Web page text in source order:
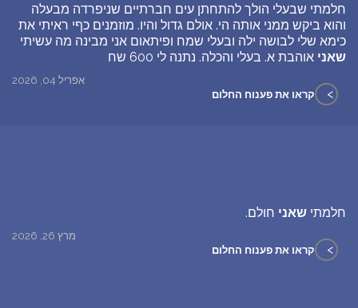
חלמתי שבעלי הולך להתחתן עים חברתיים שניפרדה מבעלה
והוא ביקש ממני אותה הי. אולם גדול והיו. מוזמנים כףי ראיתי את
כימא שלי לבושה ילה ובעלי שמח ופיתאום אני מבינה מה עשיתי
שאני אוהבת א. בעלי והכלה. נתנה לי 600 שח
אפריל 04, 2026
> קראו את פענוח החלום
חלמתי שאני חולם.
מרץ 26, 2026
> קראו את פענוח החלום